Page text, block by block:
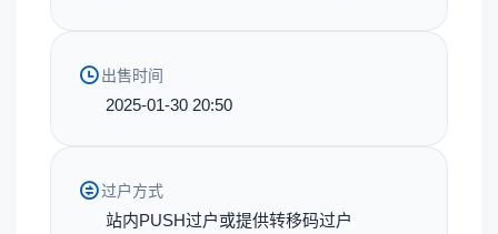
出售时间
2025-01-30 20:50
过户方式
站内PUSH过户或提供转移码过户